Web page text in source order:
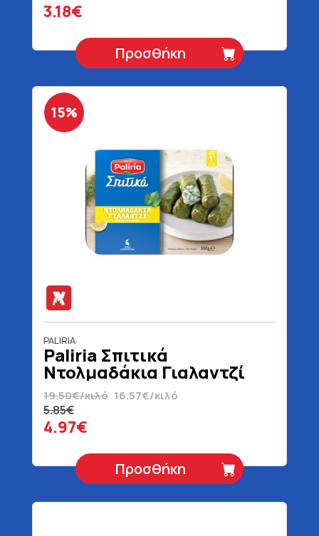
3.18€
Προσθήκη
15%
PALIRIA
Paliria Σπιτικά
Ντολμαδάκια Γιαλαντζί
300 gr
19.50€/κιλό 16.57€/κιλό
5.85€
4.97€
Προσθήκη